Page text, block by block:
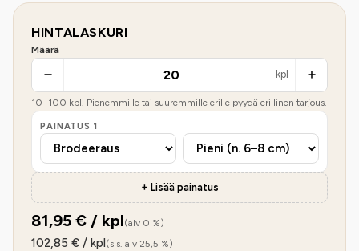
HINTALASKURI
Määrä
kpl
10–100 kpl. Pienemmille tai suuremmille erille pyydä erillinen tarjous.
PAINATUS 1
+ Lisää painatus
81,95 € / kpl(alv 0 %)
102,85 € / kpl(sis. alv 25,5 %)